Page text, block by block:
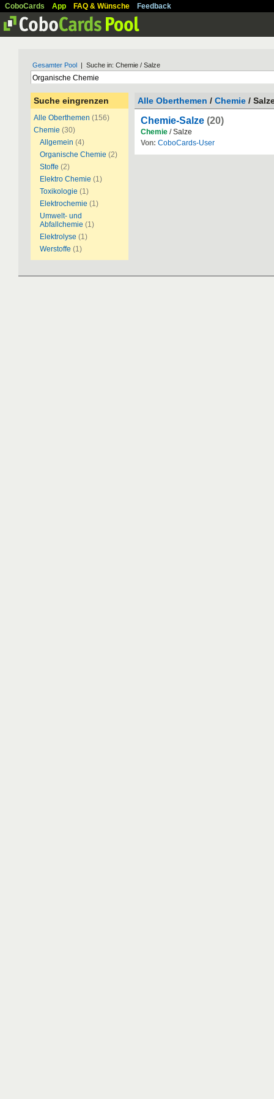
CoboCards App FAQ & Wünsche Feedback
Gesamter Pool | Suche in: Chemie / Salze
Suche eingrenzen
Alle Oberthemen (156)
Chemie (30)
Allgemein (4)
Organische Chemie (2)
Stoffe (2)
Elektro Chemie (1)
Toxikologie (1)
Elektrochemie (1)
Umwelt- und
Abfallchemie (1)
Elektrolyse (1)
Werstoffe (1)
Alle Oberthemen / Chemie /
Chemie-Salze (20)
Chemie / Salze
Von: CoboCards-User